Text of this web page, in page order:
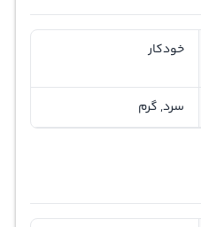
خودکار
سرد, گرم